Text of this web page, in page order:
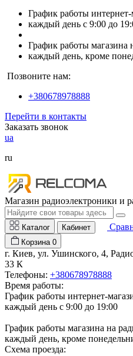
График работы интернет-
каждый день с 9:00 до
График работы магазина
каждый день, кроме
Позвоните нам:
+380678978888
Перейти в контакты
Заказать звонок
ua
ru
Магазин радиоэлектроники и
Каталог Кабинет
Корзина 0
г. Киев, ул. Ушинского, 4,
33 К
Телефоны: +380678978888
Время работы:
График работы интернет-
каждый день с 9:00 до 19:00
График работы магазина на
каждый день, кроме
Схема проезда: